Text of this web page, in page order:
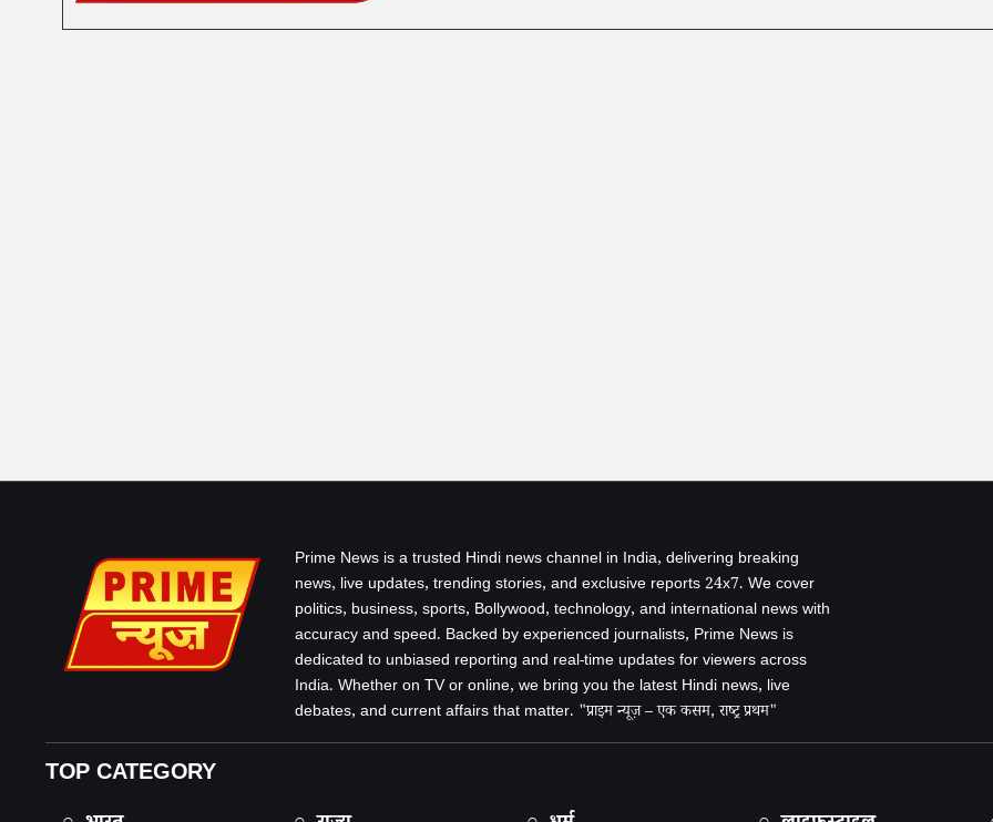
Prime News is a trusted Hindi news channel in India, delivering breaking
news, live updates, trending stories, and exclusive reports 24x7. We cover
politics, business, sports, Bollywood, technology, and international news with
accuracy and speed. Backed by experienced journalists, Prime News is
dedicated to unbiased reporting and real-time updates for viewers across
India. Whether on TV or online, we bring you the latest Hindi news, live
debates, and current affairs that matter. "प्राइम न्यूज़ – एक कसम, राष्ट्र प्रथम"
TOP CATEGORY